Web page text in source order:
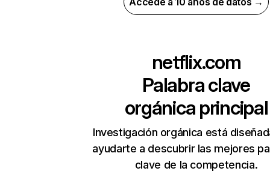
netflix.com
Palabra clave
orgánica principal
Investigación orgánica está
ayudarte a descubrir las mejores
clave de la competencia.